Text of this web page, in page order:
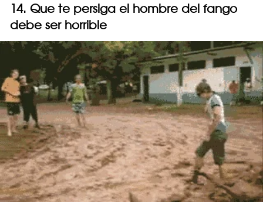
14. Que te persiga el hombre del fango
debe ser horrible